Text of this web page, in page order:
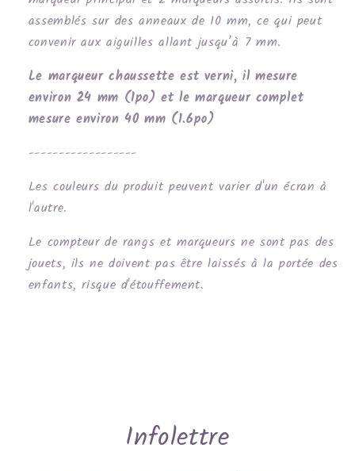
assemblés sur des anneaux de 10 mm, ce qui peut
convenir aux aiguilles allant jusqu’à 7 mm.
Le marqueur chaussette est verni, il mesure
environ 24 mm (1po) et le marqueur complet
mesure environ 40 mm (1.6po)
------------------
Les couleurs du produit peuvent varier d'un écran à
l'autre.
Le compteur de rangs et marqueurs ne sont pas des
jouets, ils ne doivent pas être laissés à la portée des
enfants, risque d'étouffement.
Infolettre